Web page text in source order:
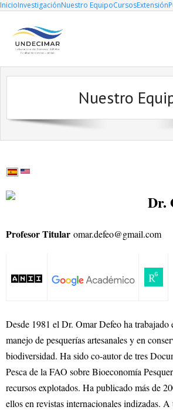
InicioInvestigaciónNuestro EquipoCursosExtensión
Investigación
Cursos
Publicaciones
Nuestro
Dr.
Profesor Titular omar.defeo@gmail.com
Desde 1981 el Dr. Omar Defeo ha trabajado
manejo de pesquerías artesanales y en
biodiversidad. Ha sido co-autor de tres
Pesca de la FAO sobre Bioeconomía
recursos explotados. Ha publicado más de
ellos en revistas internacionales indizadas. A